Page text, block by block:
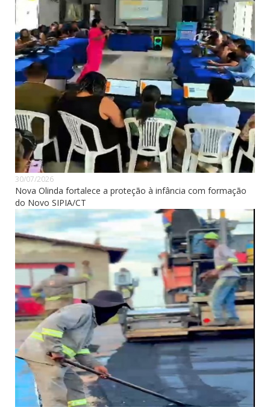
30/07/2026
Nova Olinda fortalece a proteção à infância com formação
do Novo SIPIA/CT